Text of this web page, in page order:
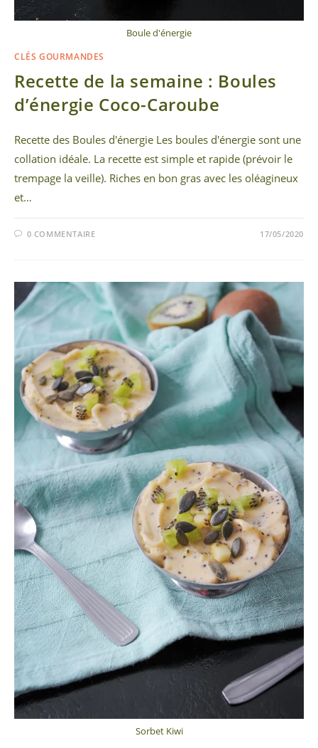
Boule d'énergie
CLÉS GOURMANDES
Recette de la semaine : Boules
d’énergie Coco-Caroube
Recette des Boules d'énergie Les boules d'énergie sont une
collation idéale. La recette est simple et rapide (prévoir le
trempage la veille). Riches en bon gras avec les oléagineux
et…
0 COMMENTAIRE 17/05/2020
Sorbet Kiwi